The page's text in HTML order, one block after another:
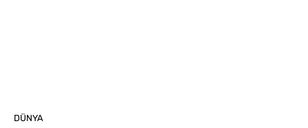
DÜNYA